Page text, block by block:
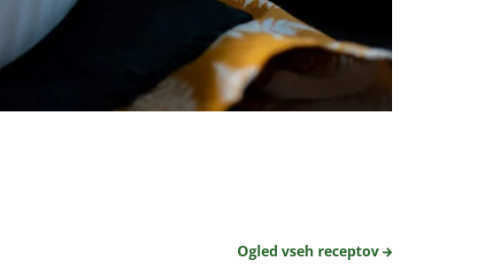
Ogled vseh receptov